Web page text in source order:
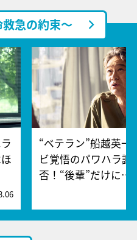
急の約束～
“ベテラン”船越英一
ビ覚悟のパワハラ謝
否！“後輩”だけに…